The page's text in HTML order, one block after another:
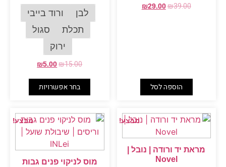
₪39.00
₪29.00
הוספה לסל
לבן
ורוד בייבי
תכלת
סגול
ירוק
₪15.00
₪5.00
בחר אפשרויות
מבצע!
מראת יד ורודה | נובל |
Novel
מבצע!
מוס לניקוי פנים גבות